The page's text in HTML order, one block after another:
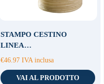
STAMPO CESTINO
LINEA…
€46.97 IVA inclusa
VAI AL PRODOTTO